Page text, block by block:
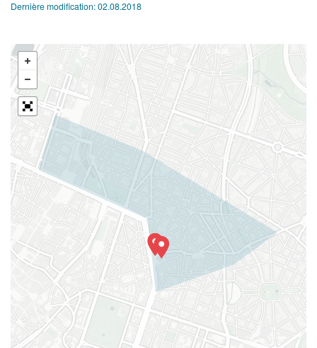
Dernière modification:02.08.2018